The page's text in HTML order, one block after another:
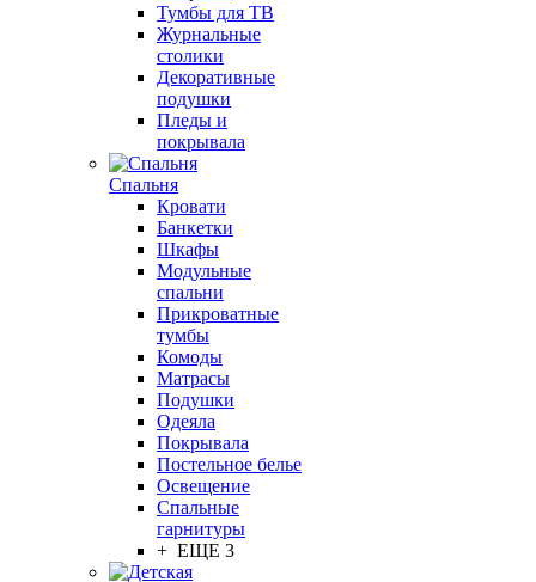
Тумбы для ТВ
Журнальные
столики
Декоративные
подушки
Пледы и
покрывала
Спальня
Кровати
Банкетки
Шкафы
Модульные
спальни
Прикроватные
тумбы
Комоды
Матрасы
Подушки
Одеяла
Покрывала
Постельное белье
Освещение
Спальные
гарнитуры
+ ЕЩЕ 3